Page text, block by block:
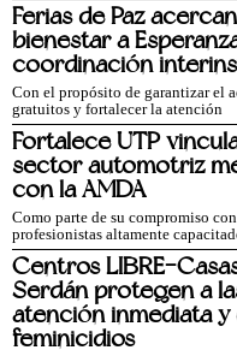
Ferias de Paz
bienestar a
coordinación
Con el propósito de garantizar el
gratuitos y fortalecer la atención
Fortalece UTP
sector automotriz
con la AMDA
Como parte de su compromiso
profesionistas altamente
Centros LIBRE-
Serdán protegen a
atención inmediata y
feminicidios